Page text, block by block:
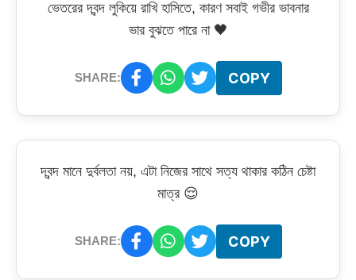
ভেতরের দ্বন্দ লুকিয়ে রাখি হাসিতে, কারণ সবাই গভীর ভাবনার
ভার বুঝতে পারে না 🖤
SHARE: COPY
দ্বন্দ মানে দুর্বলতা নয়, এটা নিজের সাথে সত্য থাকার কঠিন চেষ্টা
মাত্র 😌
SHARE: COPY